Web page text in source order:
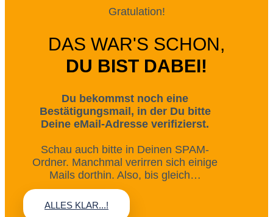
Gratulation!
DAS WAR'S SCHON,
DU BIST DABEI!
Du bekommst noch eine
Bestätigungsmail, in der Du bitte
Deine eMail-Adresse verifizierst.
Schau auch bitte in Deinen SPAM-
Ordner. Manchmal verirren sich einige
Mails dorthin. Also, bis gleich…
ALLES KLAR...!